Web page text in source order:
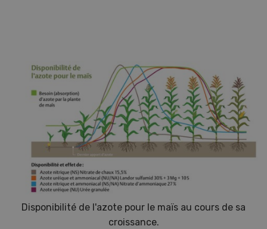
Disponibilité de l'azote pour le maïs au cours de sa
croissance.